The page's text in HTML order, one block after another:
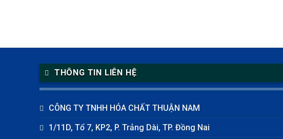
THÔNG TIN LIÊN HỆ
CÔNG TY TNHH HÓA CHẤT THUẬN NAM
1/11D, Tổ 7, KP2, P. Trảng Dài, TP. Đồng Nai